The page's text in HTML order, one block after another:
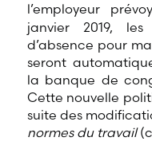
l’employeur
janvier 2019,
d’absence pour
seront
la banque de
Cette nouvelle
suite des
normes du travail